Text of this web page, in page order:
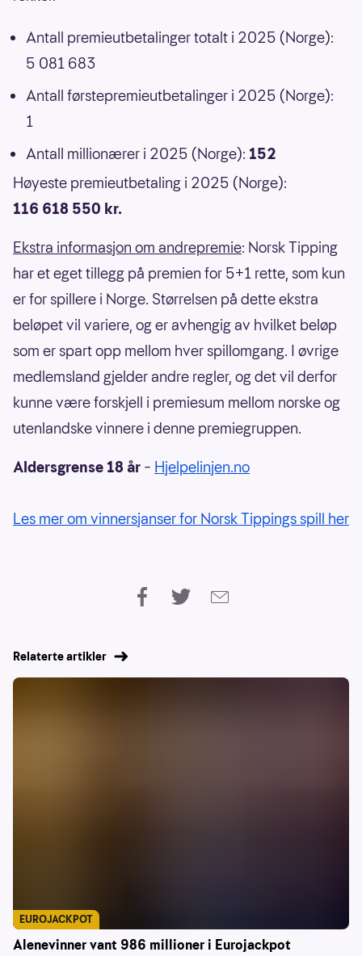
Antall premieutbetalinger totalt i 2025 (Norge):
5 081 683
Antall førstepremieutbetalinger i 2025 (Norge):
1
Antall millionærer i 2025 (Norge): 152
Høyeste premieutbetaling i 2025 (Norge):
116 618 550 kr.
Ekstra informasjon om andrepremie: Norsk Tipping
har et eget tillegg på premien for 5+1 rette, som kun
er for spillere i Norge. Størrelsen på dette ekstra
beløpet vil variere, og er avhengig av hvilket beløp
som er spart opp mellom hver spillomgang. I øvrige
medlemsland gjelder andre regler, og det vil derfor
kunne være forskjell i premiesum mellom norske og
utenlandske vinnere i denne premiegruppen.
Aldersgrense 18 år – Hjelpelinjen.no
Les mer om vinnersjanser for Norsk Tippings spill her
Relaterte artikler
Alenevinner vant 986 millioner i Eurojackpot
EUROJACKPOT